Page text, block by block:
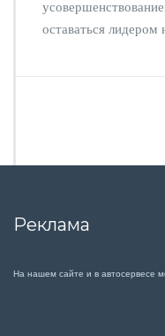
оставаться лидером
Реклама
На нашем сайте и в автосервесе